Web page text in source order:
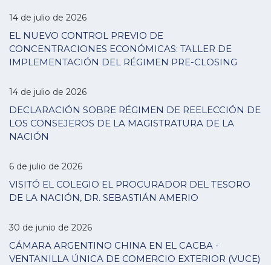
14 de julio de 2026
EL NUEVO CONTROL PREVIO DE
CONCENTRACIONES ECONÓMICAS: TALLER DE
IMPLEMENTACIÓN DEL RÉGIMEN PRE-CLOSING
14 de julio de 2026
DECLARACIÓN SOBRE RÉGIMEN DE REELECCIÓN DE
LOS CONSEJEROS DE LA MAGISTRATURA DE LA
NACIÓN
6 de julio de 2026
VISITÓ EL COLEGIO EL PROCURADOR DEL TESORO
DE LA NACIÓN, DR. SEBASTIÁN AMERIO
30 de junio de 2026
CÁMARA ARGENTINO CHINA EN EL CACBA -
VENTANILLA ÚNICA DE COMERCIO EXTERIOR (VUCE)